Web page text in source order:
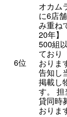
6位
オカム
に6店
み重ね
20年】
500組
ており
おりま
告知し
掲載し
す。
貸同時
おりま